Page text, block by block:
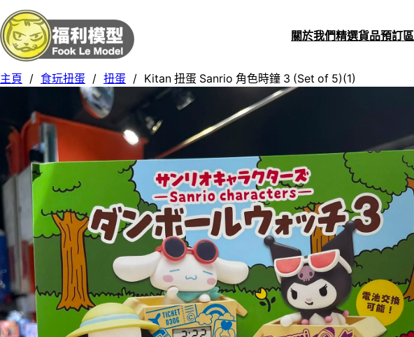
關於我們精選貨品預訂區
主頁 / 食玩扭蛋 / 扭蛋 / Kitan 扭蛋 Sanrio 角色時鐘 3 (Set of 5)(1)